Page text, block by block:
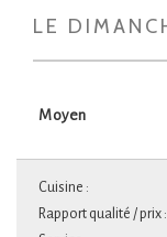
LE
Moyen
Cuisine :
Rapport qualité / prix :